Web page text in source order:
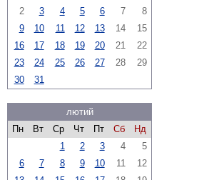
2
3 4 5 6 7
8
9
10 11 12 13 14
15
16
17 18 19 20 21
22
23
24 25 26 27 28
29
30
31
лютий
Пн
Вт Ср Чт Пт Сб
Нд
1
2 3 4
5
6
7 8 9 10 11
12